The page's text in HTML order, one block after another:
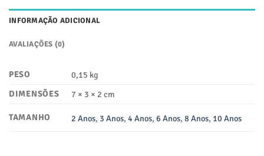
INFORMAÇÃO ADICIONAL
AVALIAÇÕES (0)
PESO
0,15 kg
DIMENSÕES
7 × 3 × 2 cm
TAMANHO 2 Anos, 3 Anos,4 Anos,6 Anos,8 Anos, 10 Anos